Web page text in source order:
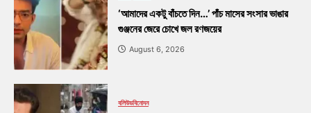
‘আমাদের একটু বাঁচতে দিন…’ পাঁচ মাসের সংসার ভাঙার
গুঞ্জনের জেরে চোখে জল রণজয়ের
August 6, 2026
বলিউডবিনোদন